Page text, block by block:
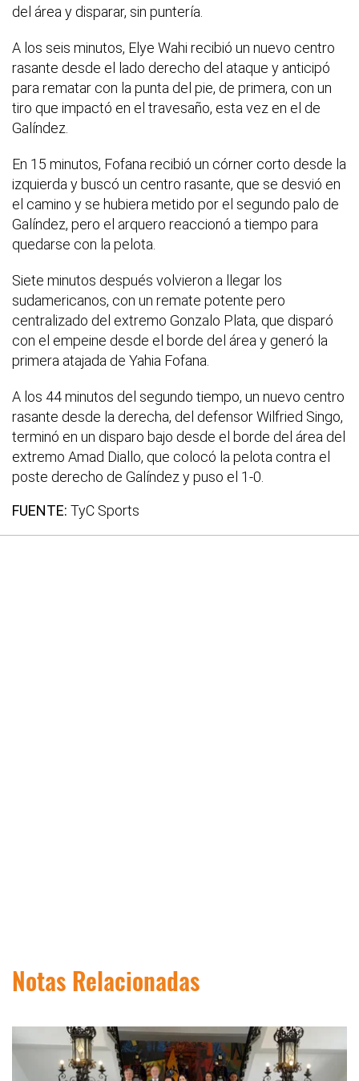
del área y disparar, sin puntería.
A los seis minutos, Elye Wahi recibió un nuevo centro
rasante desde el lado derecho del ataque y anticipó
para rematar con la punta del pie, de primera, con un
tiro que impactó en el travesaño, esta vez en el de
Galíndez.
En 15 minutos, Fofana recibió un córner corto desde la
izquierda y buscó un centro rasante, que se desvió en
el camino y se hubiera metido por el segundo palo de
Galíndez, pero el arquero reaccionó a tiempo para
quedarse con la pelota.
Siete minutos después volvieron a llegar los
sudamericanos, con un remate potente pero
centralizado del extremo Gonzalo Plata, que disparó
con el empeine desde el borde del área y generó la
primera atajada de Yahia Fofana.
A los 44 minutos del segundo tiempo, un nuevo centro
rasante desde la derecha, del defensor Wilfried Singo,
terminó en un disparo bajo desde el borde del área del
extremo Amad Diallo, que colocó la pelota contra el
poste derecho de Galíndez y puso el 1-0.
FUENTE: TyC Sports
Notas Relacionadas